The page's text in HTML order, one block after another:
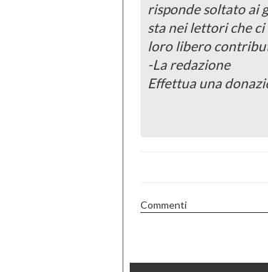
risponde soltato ai
sta nei lettori che ci
loro libero
-La redazione
Effettua una
Commenti